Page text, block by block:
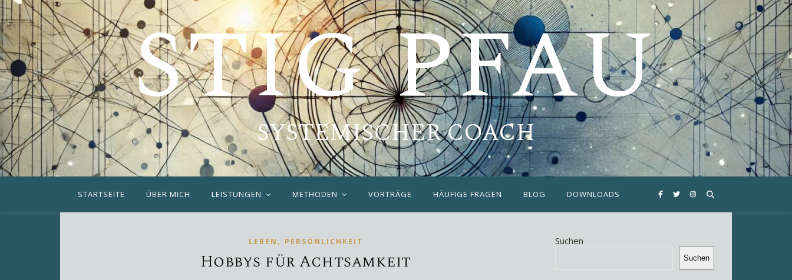
STIG PFAU
SYSTEMISCHER COACH
STARTSEITE ÜBER MICH LEISTUNGEN METHODEN VORTRÄGE HÄUFIGE FRAGEN BLOG DOWNLOADS
LEBEN , PERSÖNLICHKEIT
Hobbys für Achtsamkeit
Suchen
Suchen